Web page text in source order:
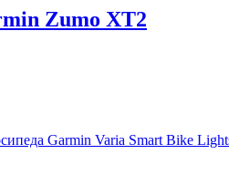
Zumo XT2
Garmin Varia Smart Bike